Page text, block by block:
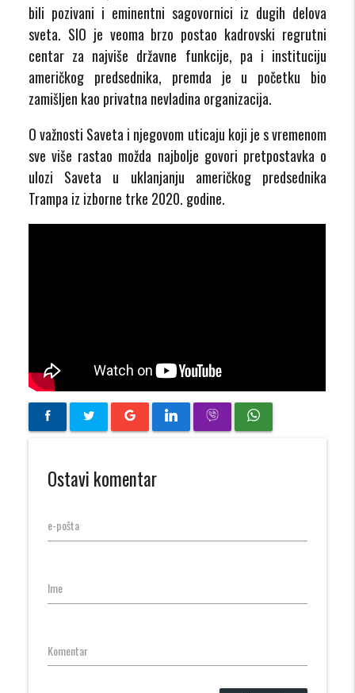
bili pozivani i eminentni sagovornici iz dugih delova
sveta. SIO je veoma brzo postao kadrovski regrutni
centar za najviše državne funkcije, pa i instituciju
američkog predsednika, premda je u početku bio
zamišljen kao privatna nevladina organizacija.
O važnosti Saveta i njegovom uticaju koji je s vremenom
sve više rastao možda najbolje govori pretpostavka o
ulozi Saveta u uklanjanju američkog predsednika
Trampa iz izborne trke 2020. godine.
Ostavi komentar
e-pošta
Ime
Komentar